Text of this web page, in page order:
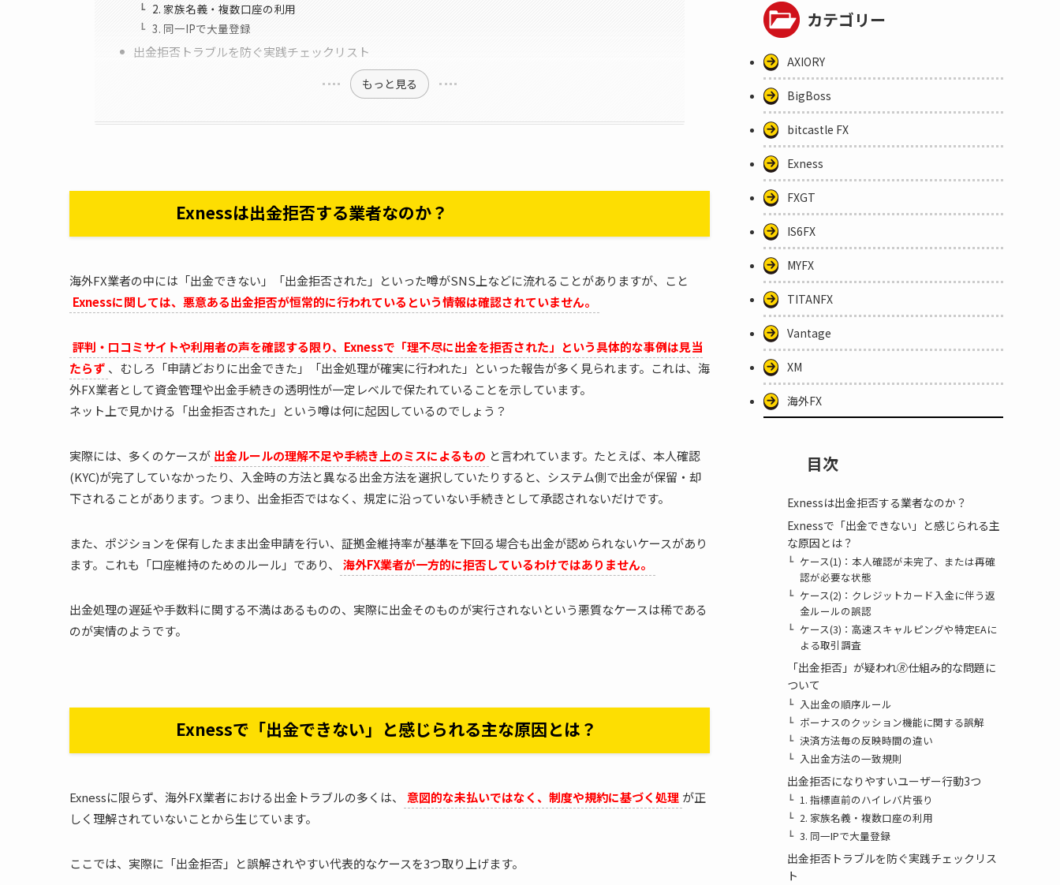
2. 家族名義・複数口座の利用
3. 同一IPで大量登録
出金拒否トラブルを防ぐ実践チェックリスト
もっと見る
Exnessは出金拒否する業者なのか？
海外FX業者の中には「出金できない」「出金拒否された」といった噂がSNS上などに流れることがありますが、こと
Exnessに関しては、悪意ある出金拒否が恒常的に行われているという情報は確認されていません。
評判・口コミサイトや利用者の声を確認する限り、Exnessで「理不尽に出金を拒否された」という具体的な事例は見当
たらず 、むしろ「申請どおりに出金できた」「出金処理が確実に行われた」といった報告が多く見られます。これは、海
外FX業者として資金管理や出金手続きの透明性が一定レベルで保たれていることを示しています。
ネット上で見かける「出金拒否された」という噂は何に起因しているのでしょう？
実際には、多くのケースが 出金ルールの理解不足や手続き上のミスによるもの と言われています。たとえば、本人確認
(KYC)が完了していなかったり、入金時の方法と異なる出金方法を選択していたりすると、システム側で出金が保留・却
下されることがあります。つまり、出金拒否ではなく、規定に沿っていない手続きとして承認されないだけです。
また、ポジションを保有したまま出金申請を行い、証拠金維持率が基準を下回る場合も出金が認められないケースがあり
ます。これも「口座維持のためのルール」であり、
海外FX業者が一方的に拒否しているわけではありません。
出金処理の遅延や手数料に関する不満はあるものの、実際に出金そのものが実行されないという悪質なケースは稀である
のが実情のようです。
Exnessで「出金できない」と感じられる主な原因とは？
Exnessに限らず、海外FX業者における出金トラブルの多くは、 意図的な未払いではなく、制度や規約に基づく処理 が正
しく理解されていないことから生じています。
ここでは、実際に「出金拒否」と誤解されやすい代表的なケースを3つ取り上げます。
カテゴリー
AXIORY
BigBoss
bitcastle FX
Exness
FXGT
IS6FX
MYFX
TITANFX
Vantage
XM
海外FX
目次
Exnessは出金拒否する業者なのか？
Exnessで「出金できない」と感じられる主
な原因とは？
ケース(1)：本人確認が未完了、または再確
認が必要な状態
ケース(2)：クレジットカード入金に伴う返
金ルールの誤認
ケース(3)：高速スキャルピングや特定EAに
よる取引調査
「出金拒否」が疑われ🄬仕組み的な問題に
ついて
入出金の順序ルール
ボーナスのクッション機能に関する誤解
決済方法毎の反映時間の違い
入出金方法の一致規則
出金拒否になりやすいユーザー行動3つ
1. 指標直前のハイレバ片張り
2. 家族名義・複数口座の利用
3. 同一IPで大量登録
出金拒否トラブルを防ぐ実践チェックリス
ト